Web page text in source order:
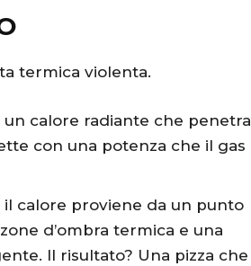
termica violenta.
un calore radiante che penetra
con una potenza che il gas
il calore proviene da un punto
d’ombra termica e una
Il risultato? Una pizza che